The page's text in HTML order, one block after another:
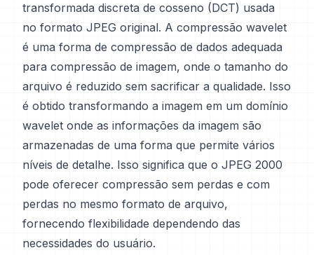
transformada discreta de cosseno (DCT) usada
no formato JPEG original. A compressão wavelet
é uma forma de compressão de dados adequada
para compressão de imagem, onde o tamanho do
arquivo é reduzido sem sacrificar a qualidade. Isso
é obtido transformando a imagem em um domínio
wavelet onde as informações da imagem são
armazenadas de uma forma que permite vários
níveis de detalhe. Isso significa que o JPEG 2000
pode oferecer compressão sem perdas e com
perdas no mesmo formato de arquivo,
fornecendo flexibilidade dependendo das
necessidades do usuário.